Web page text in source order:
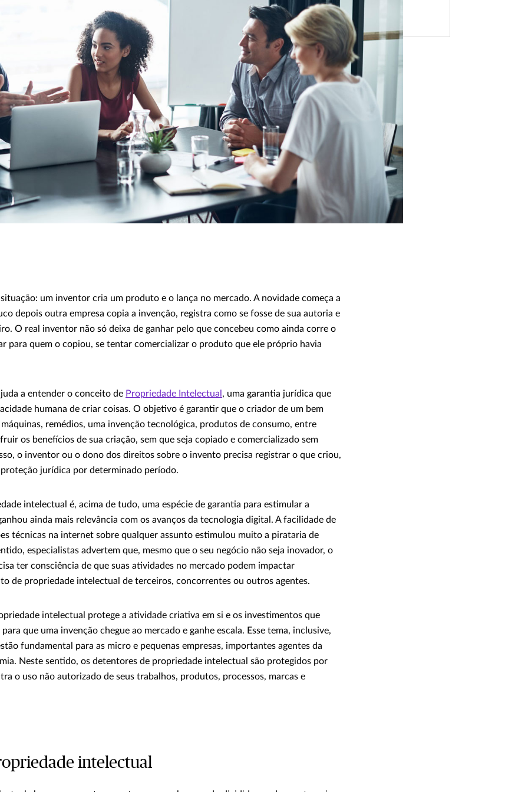
um inventor cria um produto e o lança no mercado. A novidade começa a
depois outra empresa copia a invenção, registra como se fosse de sua autoria e
O real inventor não só deixa de ganhar pelo que concebeu como ainda corre o
para quem o copiou, se tentar comercializar o produto que ele próprio havia
a entender o conceito de Propriedade Intelectual, uma garantia jurídica que
humana de criar coisas. O objetivo é garantir que o criador de um bem
remédios, uma invenção tecnológica, produtos de consumo, entre
os benefícios de sua criação, sem que seja copiado e comercializado sem
o inventor ou o dono dos direitos sobre o invento precisa registrar o que criou,
proteção jurídica por determinado período.
intelectual é, acima de tudo, uma espécie de garantia para estimular a
ainda mais relevância com os avanços da tecnologia digital. A facilidade de
técnicas na internet sobre qualquer assunto estimulou muito a pirataria de
especialistas advertem que, mesmo que o seu negócio não seja inovador, o
ter consciência de que suas atividades no mercado podem impactar
de propriedade intelectual de terceiros, concorrentes ou outros agentes.
intelectual protege a atividade criativa em si e os investimentos que
que uma invenção chegue ao mercado e ganhe escala. Esse tema, inclusive,
fundamental para as micro e pequenas empresas, importantes agentes da
Neste sentido, os detentores de propriedade intelectual são protegidos por
o uso não autorizado de seus trabalhos, produtos, processos, marcas e
intelectual